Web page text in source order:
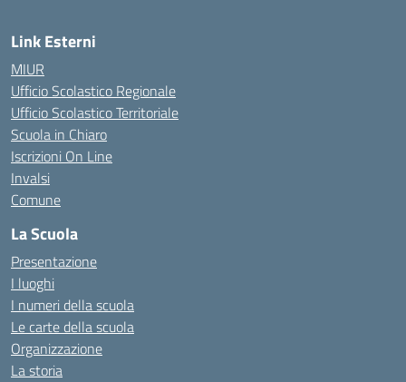
Link Esterni
MIUR
Ufficio Scolastico Regionale
Ufficio Scolastico Territoriale
Scuola in Chiaro
Iscrizioni On Line
Invalsi
Comune
La Scuola
Presentazione
I luoghi
I numeri della scuola
Le carte della scuola
Organizzazione
La storia